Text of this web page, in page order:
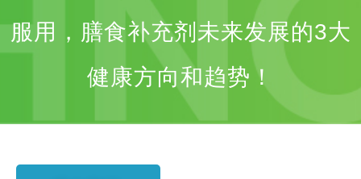
服用，膳食补充剂未来发展的3大
健康方向和趋势！